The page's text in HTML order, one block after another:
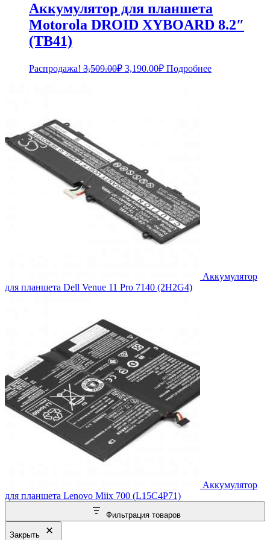
Аккумулятор для планшета
Motorola DROID XYBOARD 8.2″
(TB41)
Распродажа! 3,509.00₽ Первоначальная
3,190.00₽Текущая
цена:
Подробнее
Аккумулятор
для планшета Dell Venue 11 Pro 7140 (2H2G4)
Аккумулятор
для планшета Lenovo Miix 700 (L15C4P71)
Фильтрация товаров
Закрыть